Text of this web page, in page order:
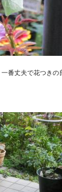
丈夫で花つきの